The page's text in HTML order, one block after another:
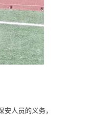
人员的义务，